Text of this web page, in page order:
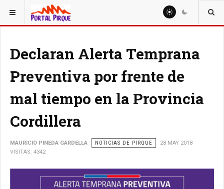
ESTÁ AQUÍ: NOTICIAS
Declaran Alerta Temprana
Preventiva por frente de
mal tiempo en la Provincia
Cordillera
MAURICIO PINEDA GARDELLA NOTICIAS DE PIRQUE
28 MAY 2018
VISITAS: 4342